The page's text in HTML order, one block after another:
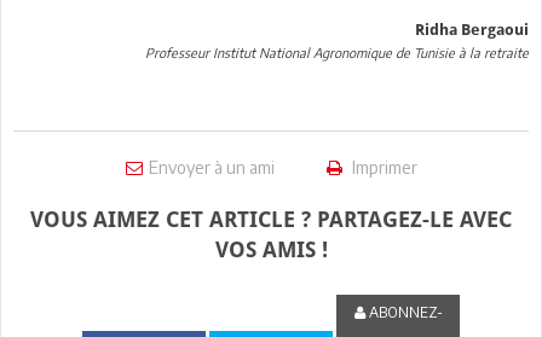
Ridha Bergaoui
Professeur Institut National Agronomique de Tunisie à la retraite
Envoyer à un ami Imprimer
VOUS AIMEZ CET ARTICLE ? PARTAGEZ-LE AVEC
VOS AMIS !
ABONNEZ-